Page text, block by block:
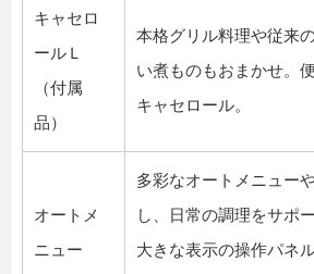
キャセロ
ールＬ
（付属
品）
本格グリル料理や従来
い煮ものもおまかせ。
キャセロール。
オートメ
ニュー
多彩なオートメニュー
し、日常の調理をサポ
大きな表示の操作パネ